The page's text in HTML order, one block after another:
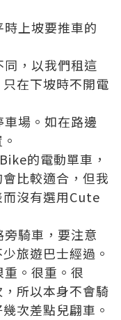
時上坡要推車的
，以我們租這
在下坡時不開電
場。如在路邊
的電動單車，
比較適合，但我
沒有選用Cute
騎車，要注意
旅遊巴士經過。
。很重。很
所以本身不會騎
次差點兒翩車。